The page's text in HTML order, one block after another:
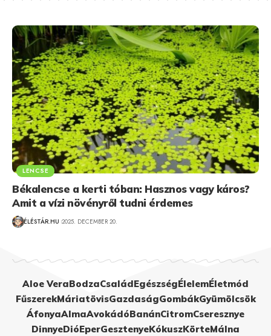
LENCSE
Békalencse a kerti tóban: Hasznos vagy káros?
Amit a vízi növényről tudni érdemes
ÉLÉSTÁR.HU 2025. DECEMBER 20.
Aloe VeraBodzaCsaládEgészségÉlelemÉletmód
FűszerekMáriatövisGazdaságGombákGyümölcsök
ÁfonyaAlmaAvokádóBanánCitromCseresznye
DinnyeDióEperGesztenyeKókuszKörteMálna